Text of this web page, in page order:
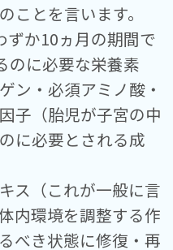
ことを言います。
か10ヵ月の期間で
のに必要な栄養素
ン・必須アミノ酸・
子（胎児が子宮の中
に必要とされる成
ス（これが一般に言
内環境を調整する作
べき状態に修復・再